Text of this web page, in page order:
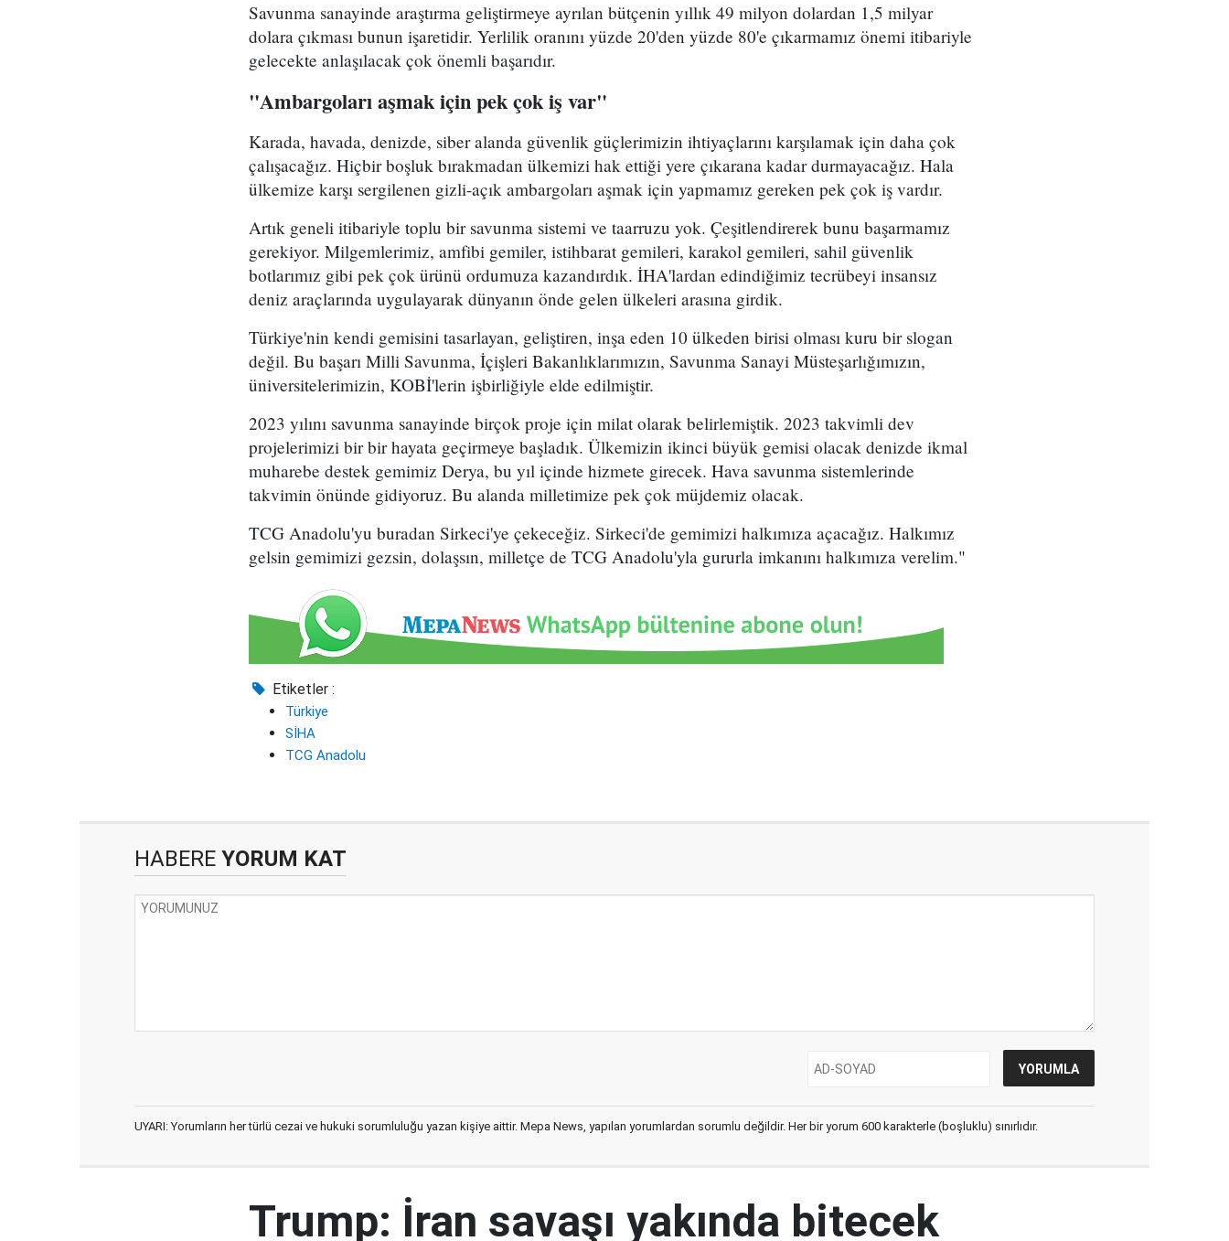
Savunma sanayinde araştırma geliştirmeye ayrılan bütçenin yıllık 49 milyon dolardan 1,5 milyar
dolara çıkması bunun işaretidir. Yerlilik oranını yüzde 20'den yüzde 80'e çıkarmamız önemi itibariyle
gelecekte anlaşılacak çok önemli başarıdır.
"Ambargoları aşmak için pek çok iş var"
Karada, havada, denizde, siber alanda güvenlik güçlerimizin ihtiyaçlarını karşılamak için daha çok
çalışacağız. Hiçbir boşluk bırakmadan ülkemizi hak ettiği yere çıkarana kadar durmayacağız. Hala
ülkemize karşı sergilenen gizli-açık ambargoları aşmak için yapmamız gereken pek çok iş vardır.
Artık geneli itibariyle toplu bir savunma sistemi ve taarruzu yok. Çeşitlendirerek bunu başarmamız
gerekiyor. Milgemlerimiz, amfibi gemiler, istihbarat gemileri, karakol gemileri, sahil güvenlik
botlarımız gibi pek çok ürünü ordumuza kazandırdık. İHA'lardan edindiğimiz tecrübeyi insansız
deniz araçlarında uygulayarak dünyanın önde gelen ülkeleri arasına girdik.
Türkiye'nin kendi gemisini tasarlayan, geliştiren, inşa eden 10 ülkeden birisi olması kuru bir slogan
değil. Bu başarı Milli Savunma, İçişleri Bakanlıklarımızın, Savunma Sanayi Müsteşarlığımızın,
üniversitelerimizin, KOBİ'lerin işbirliğiyle elde edilmiştir.
2023 yılını savunma sanayinde birçok proje için milat olarak belirlemiştik. 2023 takvimli dev
projelerimizi bir bir hayata geçirmeye başladık. Ülkemizin ikinci büyük gemisi olacak denizde ikmal
muharebe destek gemimiz Derya, bu yıl içinde hizmete girecek. Hava savunma sistemlerinde
takvimin önünde gidiyoruz. Bu alanda milletimize pek çok müjdemiz olacak.
TCG Anadolu'yu buradan Sirkeci'ye çekeceğiz. Sirkeci'de gemimizi halkımıza açacağız. Halkımız
gelsin gemimizi gezsin, dolaşsın, milletçe de TCG Anadolu'yla gururla imkanını halkımıza verelim."
Etiketler :
Türkiye
SİHA
TCG Anadolu
HABERE YORUM KAT
UYARI: Yorumların her türlü cezai ve hukuki sorumluluğu yazan kişiye aittir. Mepa News, yapılan yorumlardan sorumlu değildir. Her bir yorum 600 karakterle (boşluklu) sınırlıdır.
Trump: İran savaşı yakında bitecek